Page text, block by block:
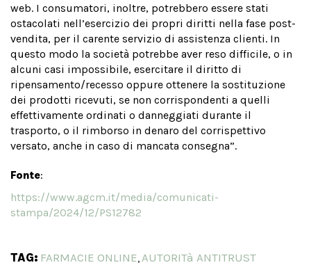
web. I consumatori, inoltre, potrebbero essere stati
ostacolati nell’esercizio dei propri diritti nella fase post-
vendita, per il carente servizio di assistenza clienti. In
questo modo la società potrebbe aver reso difficile, o in
alcuni casi impossibile, esercitare il diritto di
ripensamento/recesso oppure ottenere la sostituzione
dei prodotti ricevuti, se non corrispondenti a quelli
effettivamente ordinati o danneggiati durante il
trasporto, o il rimborso in denaro del corrispettivo
versato, anche in caso di mancata consegna”.
Fonte:
https://www.agcm.it/media/comunicati-
stampa/2024/12/PS12782
TAG: FARMACIE ONLINE, AUTORITà ANTITRUST